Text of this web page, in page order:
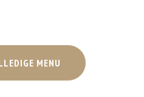
MENU